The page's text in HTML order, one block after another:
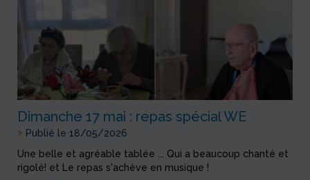
Dimanche 17 mai : repas spécial WE
> Publié le 18/05/2026
Une belle et agréable tablée ... Qui a beaucoup chanté et
rigolé! et Le repas s'achève en musique !